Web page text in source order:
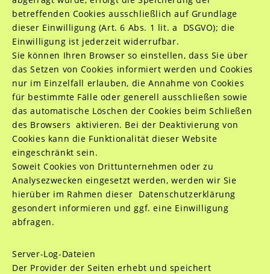
betreffenden Cookies ausschließlich auf Grundlage
dieser Einwilligung (Art. 6 Abs. 1 lit. a DSGVO); die
Einwilligung ist jederzeit widerrufbar.
Sie können Ihren Browser so einstellen, dass Sie über
das Setzen von Cookies informiert werden und Cookies
nur im Einzelfall erlauben, die Annahme von Cookies
für bestimmte Fälle oder generell ausschließen sowie
das automatische Löschen der Cookies beim Schließen
des Browsers aktivieren. Bei der Deaktivierung von
Cookies kann die Funktionalität dieser Website
eingeschränkt sein.
Soweit Cookies von Drittunternehmen oder zu
Analysezwecken eingesetzt werden, werden wir Sie
hierüber im Rahmen dieser Datenschutzerklärung
gesondert informieren und ggf. eine Einwilligung
abfragen.
Server-Log-Dateien
Der Provider der Seiten erhebt und speichert